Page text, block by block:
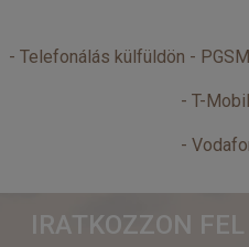
- Telefonálás külfüldön - PGSM
- T-
-
IRATKOZZON